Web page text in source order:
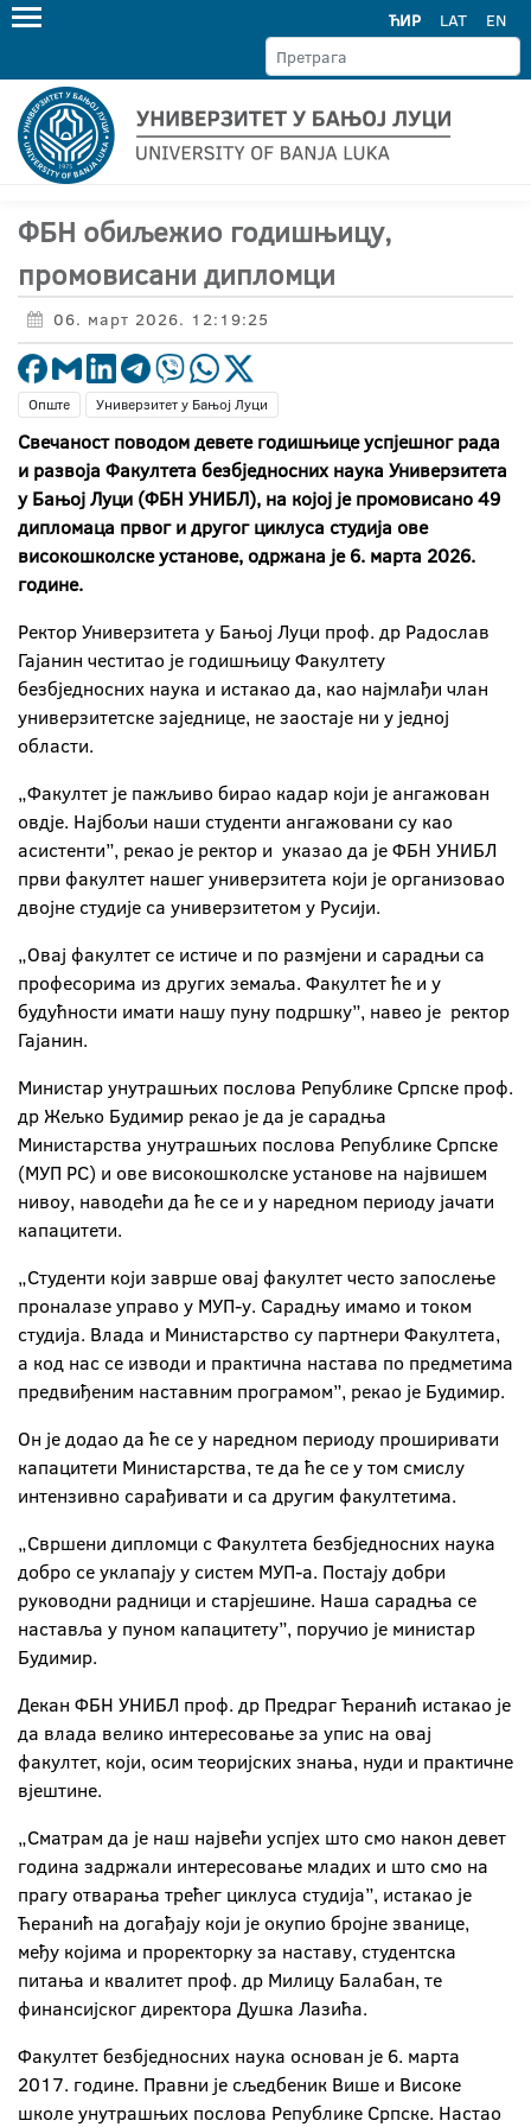
ЋИР LAT EN
ФБН обиљежио годишњицу,
промовисани дипломци
06. март 2026. 12:19:25
Опште Универзитет у Бањој Луци
Свечаност поводом девете годишњице успјешног рада
и развоја Факултета безбједносних наука Универзитета
у Бањој Луци (ФБН УНИБЛ), на којој је промовисано 49
дипломаца првог и другог циклуса студија ове
високошколске установе, одржана је 6. марта 2026.
године.
Ректор Универзитета у Бањој Луци проф. др Радослав
Гајанин честитао је годишњицу Факултету
безбједносних наука и истакао да, као најмлађи члан
универзитетске заједнице, не заостаје ни у једној
области.
„Факултет је пажљиво бирао кадар који је ангажован
овдје. Најбољи наши студенти ангажовани су као
асистенти”, рекао је ректор и указао да је ФБН УНИБЛ
први факултет нашег универзитета који је организовао
двојне студије са универзитетом у Русији.
„Овај факултет се истиче и по размјени и сарадњи са
професорима из других земаља. Факултет ће и у
будућности имати нашу пуну подршку”, навео је ректор
Гајанин.
Министар унутрашњих послова Републике Српске проф.
др Жељко Будимир рекао је да је сарадња
Министарства унутрашњих послова Републике Српске
(МУП РС) и ове високошколске установе на највишем
нивоу, наводећи да ће се и у наредном периоду јачати
капацитети.
„Студенти који заврше овај факултет често запослење
проналазе управо у МУП-у. Сарадњу имамо и током
студија. Влада и Министарство су партнери Факултета,
а код нас се изводи и практична настава по предметима
предвиђеним наставним програмом”, рекао је Будимир.
Он је додао да ће се у наредном периоду проширивати
капацитети Министарства, те да ће се у том смислу
интензивно сарађивати и са другим факултетима.
„Свршени дипломци с Факултета безбједносних наука
добро се уклапају у систем МУП-а. Постају добри
руководни радници и старјешине. Наша сарадња се
наставља у пуном капацитету”, поручио је министар
Будимир.
Декан ФБН УНИБЛ проф. др Предраг Ћеранић истакао је
да влада велико интересовање за упис на овај
факултет, који, осим теоријских знања, нуди и практичне
вјештине.
„Сматрам да је наш највећи успјех што смо након девет
година задржали интересовање младих и што смо на
прагу отварања трећег циклуса студија”, истакао је
Ћеранић на догађају који је окупио бројне званице,
међу којима и проректорку за наставу, студентска
питања и квалитет проф. др Милицу Балабан, те
финансијског директора Душка Лазића.
Факултет безбједносних наука основан је 6. марта
2017. године. Правни је сљедбеник Више и Високе
школе унутрашњих послова Републике Српске. Настао